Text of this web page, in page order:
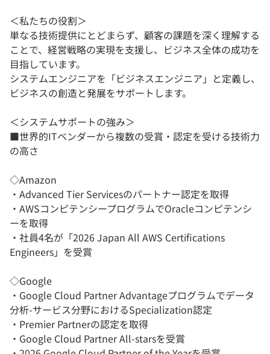
＜私たちの役割＞
単なる技術提供にとどまらず、顧客の課題を深く理解する
ことで、経営戦略の実現を支援し、ビジネス全体の成功を
目指しています。
システムエンジニアを「ビジネスエンジニア」と定義し、
ビジネスの創造と発展をサポートします。
＜システムサポートの強み＞
■世界的ITベンダーから複数の受賞・認定を受ける技術力
の高さ
◇Amazon
・Advanced Tier Servicesのパートナー認定を取得
・AWSコンピテンシープログラムでOracleコンピテンシ
ーを取得
・社員4名が「2026 Japan All AWS Certifications
Engineers」を受賞
◇Google
・Google Cloud Partner Advantageプログラムでデータ
分析-サービス分野におけるSpecialization認定
・Premier Partnerの認定を取得
・Google Cloud Partner All-starsを受賞